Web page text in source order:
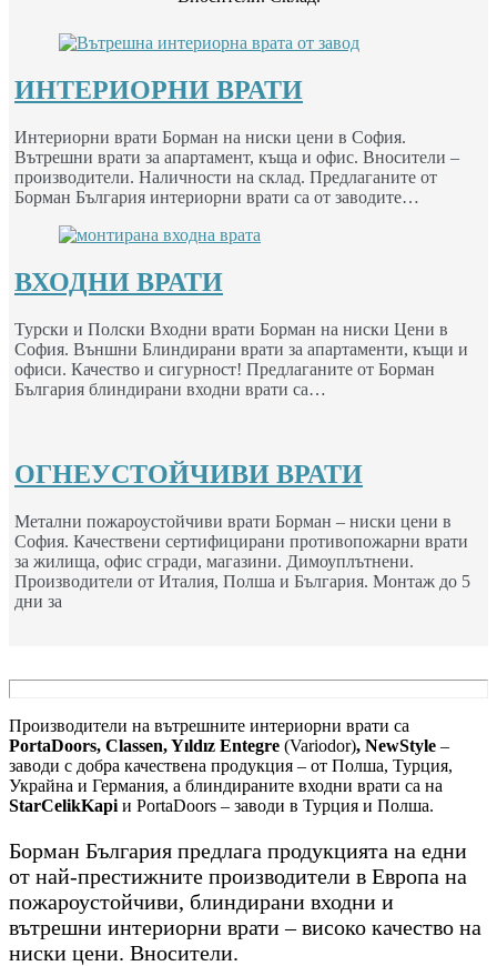
ИНТЕРИОРНИ ВРАТИ
Интериорни врати Борман на ниски цени в София.
Вътрешни врати за апартамент, къща и офис. Вносители –
производители. Наличности на склад. Предлаганите от
Борман България интериорни врати са от заводите…
ВХОДНИ ВРАТИ
Турски и Полски Входни врати Борман на ниски Цени в
София. Външни Блиндирани врати за апартаменти, къщи и
офиси. Качество и сигурност! Предлаганите от Борман
България блиндирани входни врати са…
ОГНЕУСТОЙЧИВИ ВРАТИ
Метални пожароустойчиви врати Борман – ниски цени в
София. Качествени сертифицирани противопожарни врати
за жилища, офис сгради, магазини. Димоуплътнени.
Производители от Италия, Полша и България. Монтаж до 5
дни за
Производители на вътрешните интериорни врати са
PortaDoors, Classen, Yıldız Entegre (Variodor), NewStyle –
заводи с добра качествена продукция – от Полша, Турция,
Украйна и Германия, а блиндираните входни врати са на
StarCelikKapi и PortaDoors – заводи в Турция и Полша.
Борман България предлага продукцията на едни
от най-престижните производители в Европа на
пожароустойчиви, блиндирани входни и
вътрешни интериорни врати – високо качество на
ниски цени. Вносители.